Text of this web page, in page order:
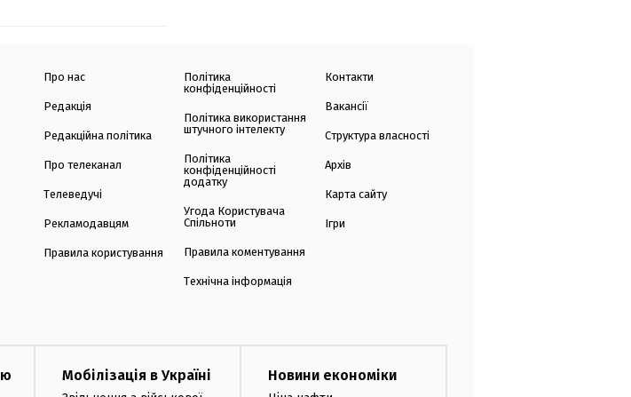
Про нас
Редакція
Редакційна політика
Про телеканал
Телеведучі
Рекламодавцям
Правила користування
Політика
конфіденційності
Політика використання
штучного інтелекту
Політика
конфіденційності
додатку
Угода Користувача
Спільноти
Правила коментування
Технічна інформація
Контакти
Вакансії
Структура власності
Архів
Карта сайту
Ігри
Мобілізація в Україні Новини економіки